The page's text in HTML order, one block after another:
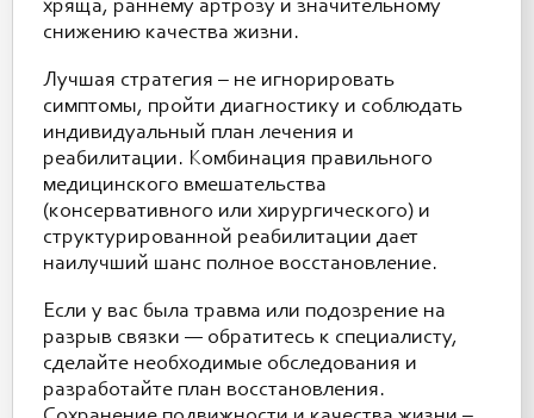
хряща, раннему артрозу и значительному
снижению качества жизни.
Лучшая стратегия – не игнорировать
симптомы, пройти диагностику и соблюдать
индивидуальный план лечения и
реабилитации. Комбинация правильного
медицинского вмешательства
(консервативного или хирургического) и
структурированной реабилитации дает
наилучший шанс полное восстановление.
Если у вас была травма или подозрение на
разрыв связки — обратитесь к специалисту,
сделайте необходимые обследования и
разработайте план восстановления.